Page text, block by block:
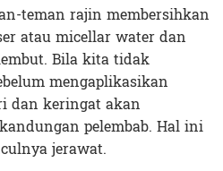
teman rajin membersihkan
atau micellar water dan
Bila kita tidak
mengaplikasikan
dan keringat akan
pelembab. Hal ini
jerawat.